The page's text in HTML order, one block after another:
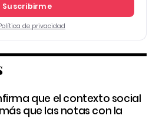
Suscribirme
de privacidad
que el contexto social
que las notas con la